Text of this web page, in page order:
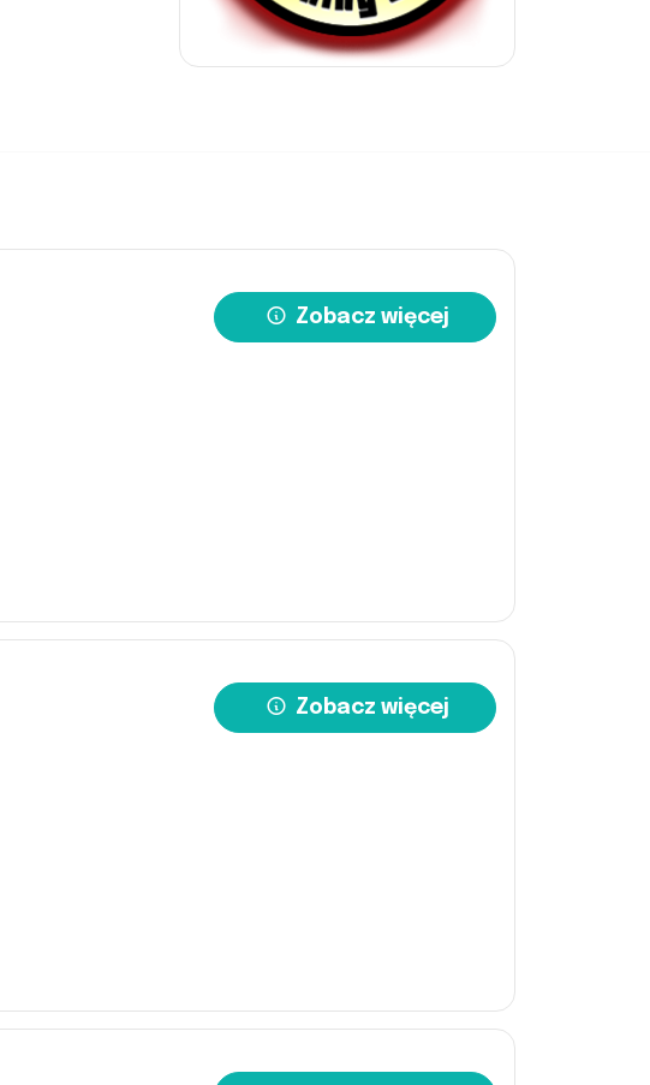
Zobacz więcej
Zobacz więcej